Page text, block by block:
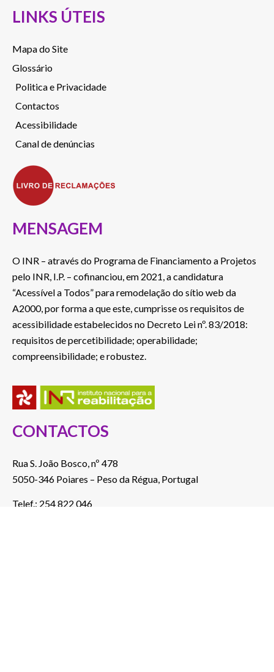
LINKS ÚTEIS
Mapa do Site
Glossário
Politica e Privacidade
Contactos
Acessibilidade
Canal de denúncias
MENSAGEM
O INR – através do Programa de Financiamento a Projetos
pelo INR, I.P. – cofinanciou, em 2021, a candidatura
“Acessível a Todos” para remodelação do sítio web da
A2000, por forma a que este, cumprisse os requisitos de
acessibilidade estabelecidos no Decreto Lei nº. 83/2018:
requisitos de percetibilidade; operabilidade;
compreensibilidade; e robustez.
CONTACTOS
Rua S. João Bosco, nº 478
5050-346 Poiares – Peso da Régua, Portugal
Telef.: 254 822 046